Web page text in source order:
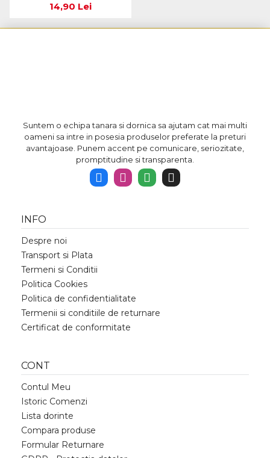
14,90 Lei
Suntem o echipa tanara si dornica sa ajutam cat mai multi
oameni sa intre in posesia produselor preferate la preturi
avantajoase. Punem accent pe comunicare, seriozitate,
promptitudine si transparenta.
INFO
Despre noi
Transport si Plata
Termeni si Conditii
Politica Cookies
Politica de confidentialitate
Termenii si conditiile de returnare
Certificat de conformitate
CONT
Contul Meu
Istoric Comenzi
Lista dorinte
Compara produse
Formular Returnare